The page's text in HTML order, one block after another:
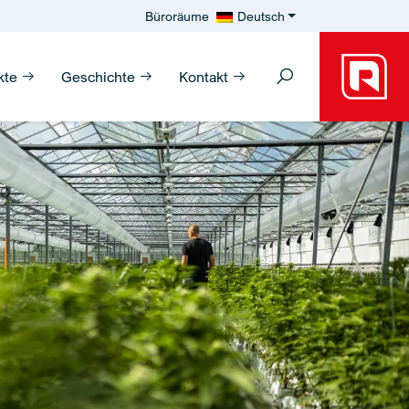
Büroräume Deutsch
Geschichte Kontakt